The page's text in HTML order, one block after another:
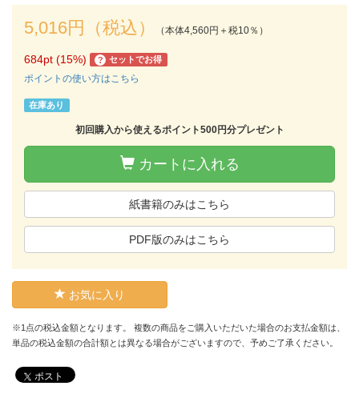
5,016円（税込） （本体4,560円＋税10％）
684pt (15%) ? セットでお得
ポイントの使い方はこちら
在庫あり
初回購入から使えるポイント500円分プレゼント
カートに入れる
紙書籍のみはこちら
PDF版のみはこちら
お気に入り
※1点の税込金額となります。 複数の商品をご購入いただいた場合のお支払金額は、
単品の税込金額の合計額とは異なる場合がございますので、予めご了承ください。
ポスト